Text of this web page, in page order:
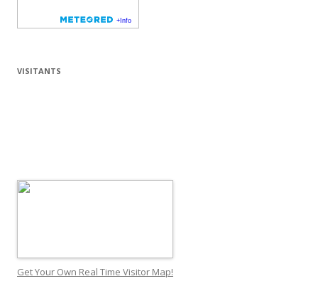
VISITANTS
Get Your Own Real Time Visitor Map!